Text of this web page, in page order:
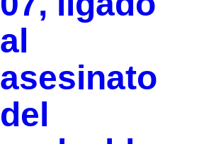
al
asesinato
del